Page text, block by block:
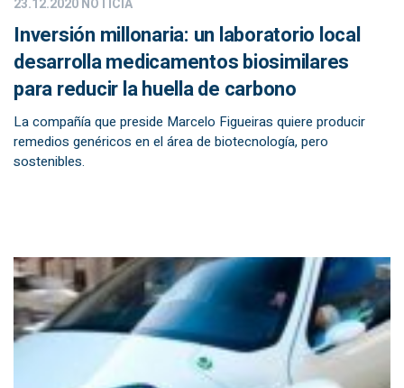
23.12.2020NOTICIA
Inversión millonaria: un laboratorio local
desarrolla medicamentos biosimilares
para reducir la huella de carbono
La compañía que preside Marcelo Figueiras quiere producir
remedios genéricos en el área de biotecnología, pero
sostenibles.